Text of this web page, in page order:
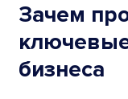
Зачем
бизнеса